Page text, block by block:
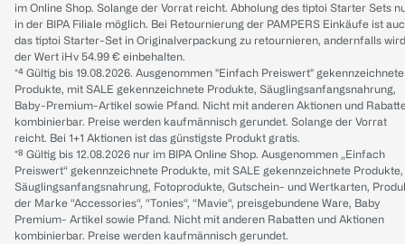
im Online Shop. Solange der Vorrat reicht. Abholung des tiptoi Starter Sets
in der BIPA Filiale möglich. Bei Retournierung der PAMPERS Einkäufe ist
das tiptoi Starter-Set in Originalverpackung zu retournieren, andernfalls wird
der Wert iHv 54.99 € einbehalten.
*⁴ Gültig bis 19.08.2026. Ausgenommen "Einfach Preiswert" gekennzeichnete
Produkte, mit SALE gekennzeichnete Produkte, Säuglingsanfangsnahrung,
Baby-Premium-Artikel sowie Pfand. Nicht mit anderen Aktionen und
kombinierbar. Preise werden kaufmännisch gerundet. Solange der Vorrat
reicht. Bei 1+1 Aktionen ist das günstigste Produkt gratis.
*⁸ Gültig bis 12.08.2026 nur im BIPA Online Shop. Ausgenommen „Einfach
Preiswert“ gekennzeichnete Produkte, mit SALE gekennzeichnete Produkte,
Säuglingsanfangsnahrung, Fotoprodukte, Gutschein- und Wertkarten,
der Marke “Accessories“, “Tonies“, “Mavie“, preisgebundene Ware, Baby
Premium- Artikel sowie Pfand. Nicht mit anderen Rabatten und Aktionen
kombinierbar. Preise werden kaufmännisch gerundet.